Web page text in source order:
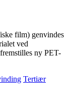
film) genvindes
ved
ny PET-
Tertiær